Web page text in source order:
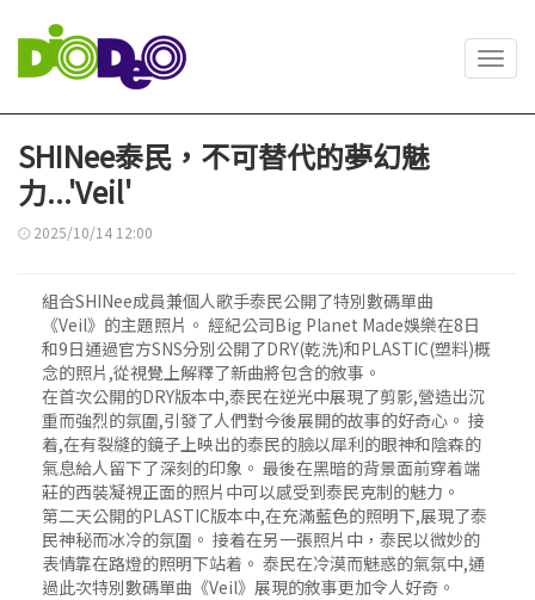
SHINee泰民，不可替代的夢幻魅
力...'Veil'
2025/10/14 12:00
組合SHINee成員兼個人歌手泰民公開了特別數碼單曲
《Veil》的主題照片。 經紀公司Big Planet Made娛樂在8日
和9日通過官方SNS分別公開了DRY(乾洗)和PLASTIC(塑料)概
念的照片,從視覺上解釋了新曲將包含的敘事。
在首次公開的DRY版本中,泰民在逆光中展現了剪影,營造出沉
重而強烈的氛圍,引發了人們對今後展開的故事的好奇心。 接
着,在有裂縫的鏡子上映出的泰民的臉以犀利的眼神和陰森的
氣息給人留下了深刻的印象。 最後在黑暗的背景面前穿着端
莊的西裝凝視正面的照片中可以感受到泰民克制的魅力。
第二天公開的PLASTIC版本中,在充滿藍色的照明下,展現了泰
民神秘而冰冷的氛圍。 接着在另一張照片中，泰民以微妙的
表情靠在路燈的照明下站着。 泰民在冷漠而魅惑的氣氛中,通
過此次特別數碼單曲《Veil》展現的敘事更加令人好奇。